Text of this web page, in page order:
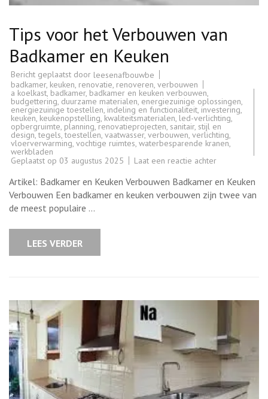
Tips voor het Verbouwen van
Badkamer en Keuken
Bericht geplaatst door leesenafbouwbe
badkamer, keuken, renovatie, renoveren, verbouwen
a koelkast, badkamer, badkamer en keuken verbouwen,
budgettering, duurzame materialen, energiezuinige oplossingen,
energiezuinige toestellen, indeling en functionaliteit, investering,
keuken, keukenopstelling, kwaliteitsmaterialen, led-verlichting,
opbergruimte, planning,renovatieprojecten, sanitair, stijl en
design,tegels,toestellen, vaatwasser,verbouwen, verlichting,
vloerverwarming, vochtige ruimtes, waterbesparende kranen,
werkbladen
Geplaatst op 03 augustus 2025 Laat een reactie achterop
voor
het
Verbouwen
Artikel: Badkamer en Keuken Verbouwen Badkamer en Keuken
Verbouwen Een badkamer en keuken verbouwen zijn twee van
de meest populaire …
LEES VERDER